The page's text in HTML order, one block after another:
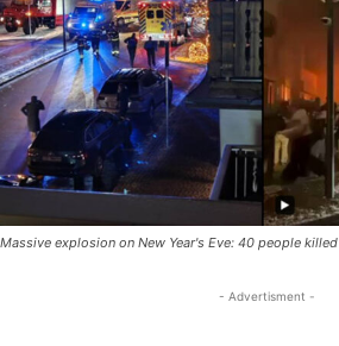
Massive explosion on New Year's Eve: 40 people killed
- Advertisment -